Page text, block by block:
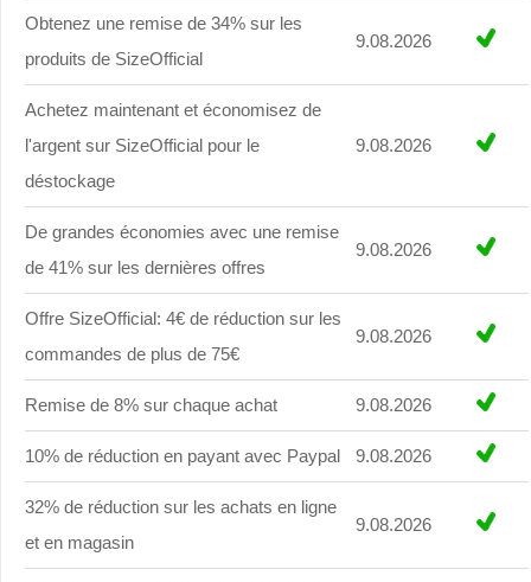
Obtenez une remise de 34% sur les
produits de SizeOfficial
9.08.2026
Achetez maintenant et économisez de
l'argent sur SizeOfficial pour le
déstockage
9.08.2026
De grandes économies avec une remise
de 41% sur les dernières offres
9.08.2026
Offre SizeOfficial: 4€ de réduction sur les
commandes de plus de 75€
9.08.2026
Remise de 8% sur chaque achat 9.08.2026
10% de réduction en payant avec Paypal 9.08.2026
32% de réduction sur les achats en ligne
et en magasin
9.08.2026